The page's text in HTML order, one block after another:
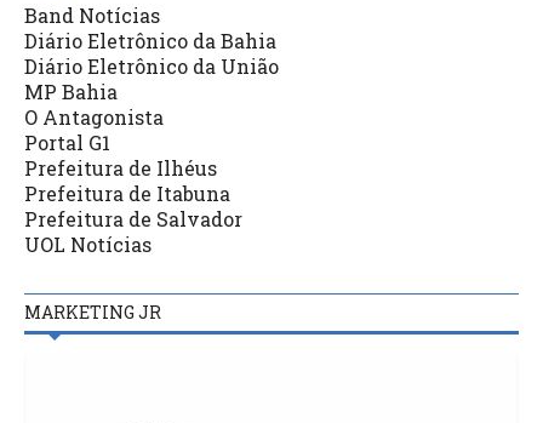
Band Notícias
Diário Eletrônico da Bahia
Diário Eletrônico da União
MP Bahia
O Antagonista
Portal G1
Prefeitura de Ilhéus
Prefeitura de Itabuna
Prefeitura de Salvador
UOL Notícias
MARKETING JR